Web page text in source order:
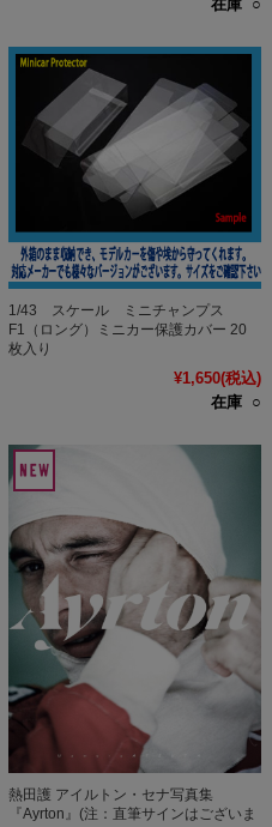
在庫 ○
1/43 スケール ミニチャンプス
F1（ロング）ミニカー保護カバー 20
枚入り
¥1,650(税込)
在庫 ○
熱田護 アイルトン・セナ写真集
『Ayrton』(注：直筆サインはございま